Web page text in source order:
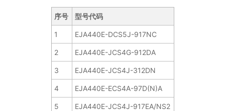
序号 型号代码
1 EJA440E-DCS5J-917NC
2 EJA440E-JCS4G-912DA
3 EJA440E-JCS4J-312DN
4 EJA440E-ECS4A-97D(N)A
5 EJA440E-JCS4J-917EA/NS2